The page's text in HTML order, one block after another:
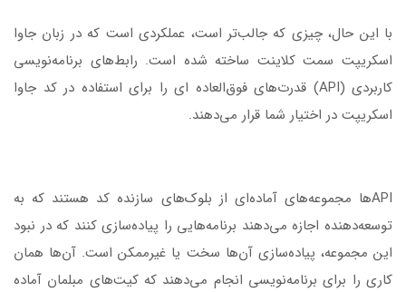
با این حال، چیزی که جالب‌تر است، عملکردی است که در زبان جاوا
اسکریپت سمت کلاینت ساخته شده است. رابط‌های برنامه‌نویسی
کاربردی (API) قدرت‌های فوق‌العاده ای را برای استفاده در کد جاوا
اسکریپت در اختیار شما قرار می‌دهند.
APIها مجموعه‌های آماده‌ای از بلوک‌های سازنده کد هستند که به
توسعه‌دهنده اجازه می‌دهند برنامه‌هایی را پیاده‌سازی کنند که در نبود
این مجموعه، پیاده‌سازی آن‌ها سخت یا غیرممکن است. آن‌ها همان
کاری را برای برنامه‌نویسی انجام می‌دهند که کیت‌های مبلمان آماده